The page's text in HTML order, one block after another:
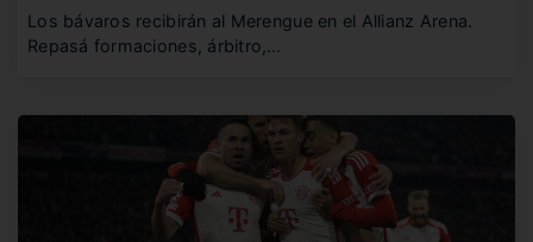
Los bávaros recibirán al Merengue en el Allianz Arena.
Repasá formaciones, árbitro,…